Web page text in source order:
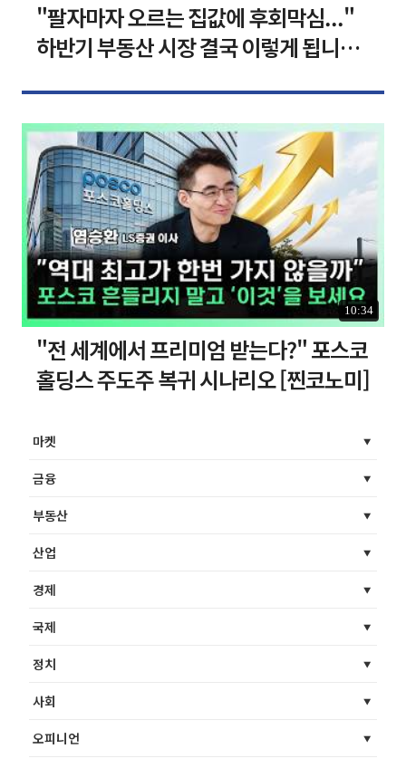
"팔자마자 오르는 집값에 후회막심..."
하반기 부동산 시장 결국 이렇게 됩니다 I
10:34
"전 세계에서 프리미엄 받는다?" 포스코
홀딩스 주도주 복귀 시나리오 [찐코노미]
마켓
금융
부동산
산업
경제
국제
정치
사회
오피니언